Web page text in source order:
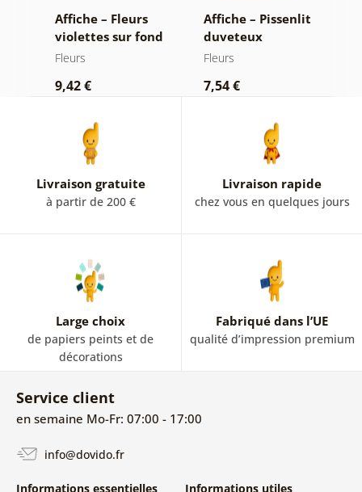
Affiche – Fleurs
violettes sur fond
abstrait
Fleurs
9,42 €
Affiche – Pissenlit
duveteux
Fleurs
7,54 €
Livraison gratuite
à partir de 200 €
Livraison rapide
chez vous en quelques jours
Large choix
de papiers peints et de
décorations
Fabriqué dans l’UE
qualité d’impression premium
Service client
en semaine Mo-Fr: 07:00 - 17:00
info@dovido.fr
Informations essentielles Informations utiles